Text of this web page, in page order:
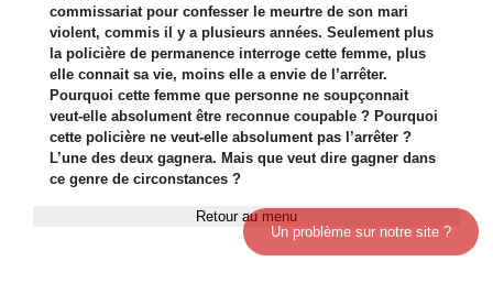
commissariat pour confesser le meurtre de son mari
violent, commis il y a plusieurs années. Seulement plus
la policière de permanence interroge cette femme, plus
elle connait sa vie, moins elle a envie de l’arrêter.
Pourquoi cette femme que personne ne soupçonnait
veut-elle absolument être reconnue coupable ? Pourquoi
cette policière ne veut-elle absolument pas l’arrêter ?
L’une des deux gagnera. Mais que veut dire gagner dans
ce genre de circonstances ?
Retour au menu
Un problème sur notre site ?